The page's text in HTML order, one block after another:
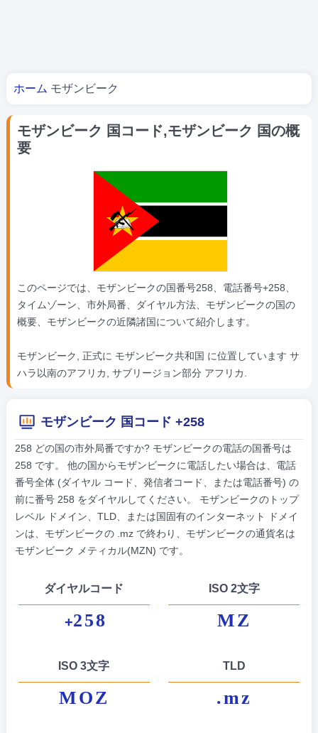
あなたはここにいる
ホーム モザンビーク
モザンビーク 国コード,モザンビーク 国の概
要
このページでは、モザンビークの国番号258、電話番号+258、
タイムゾーン、市外局番、ダイヤル方法、モザンビークの国の
概要、モザンビークの近隣諸国について紹介します。
モザンビーク, 正式に モザンビーク共和国 に位置しています サ
ハラ以南のアフリカ, サブリージョン部分 アフリカ.
モザンビーク 国コード +258
258 どの国の市外局番ですか? モザンビークの電話の国番号は
258 です。 他の国からモザンビークに電話したい場合は、電話
番号全体 (ダイヤル コード、発信者コード、または電話番号) の
前に番号 258 をダイヤルしてください。 モザンビークのトップ
レベル ドメイン、TLD、または国固有のインターネット ドメイ
ンは、モザンビークの .mz で終わり、モザンビークの通貨名は
モザンビーク メティカル(MZN) です。
ダイヤルコード
+258
ISO 2文字
MZ
ISO 3文字
MOZ
TLD
.mz